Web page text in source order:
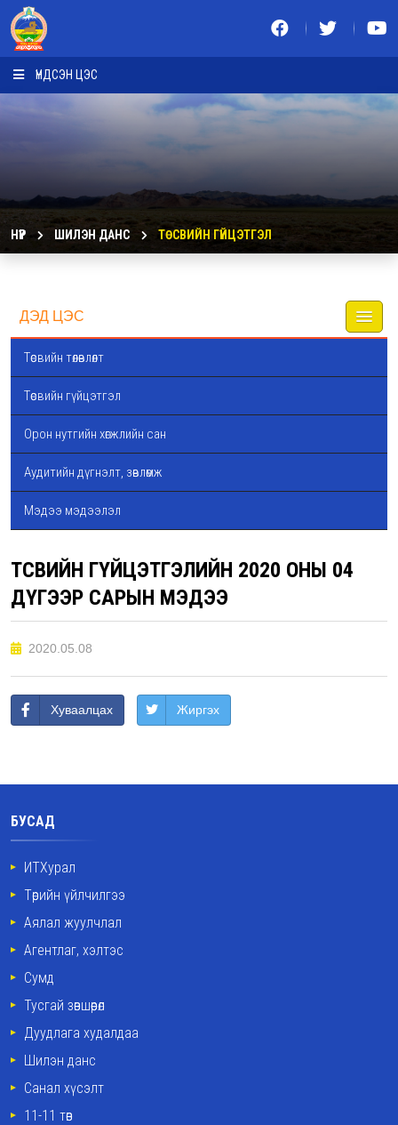
ҮНДСЭН ЦЭС
НҮҮР ШИЛЭН ДАНС ТӨСВИЙН ГҮЙЦЭТГЭЛ
ДЭД ЦЭС
Төсвийн төлөвлөлт
Төсвийн гүйцэтгэл
Орон нутгийн хөгжлийн сан
Аудитийн дүгнэлт, зөвлөмж
Мэдээ мэдээлэл
ТӨСВИЙН ГҮЙЦЭТГЭЛИЙН 2020 ОНЫ 04
ДҮГЭЭР САРЫН МЭДЭЭ
2020.05.08
Хуваалцах Жиргэх
БУСАД
ИТХурал
Төрийн үйлчилгээ
Аялал жуулчлал
Агентлаг, хэлтэс
Сумд
Тусгай зөвшөөрөл
Дуудлага худалдаа
Шилэн данс
Санал хүсэлт
11-11 төв